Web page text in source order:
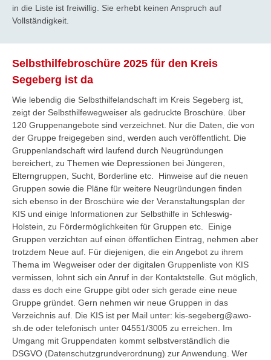
in die Liste ist freiwillig. Sie erhebt keinen Anspruch auf
Vollständigkeit.
Selbsthilfebroschüre 2025 für den Kreis
Segeberg ist da
Wie lebendig die Selbsthilfelandschaft im Kreis Segeberg ist,
zeigt der Selbsthilfewegweiser als gedruckte Broschüre. über
120 Gruppenangebote sind verzeichnet. Nur die Daten, die von
der Gruppe freigegeben sind, werden auch veröffentlicht. Die
Gruppenlandschaft wird laufend durch Neugründungen
bereichert, zu Themen wie Depressionen bei Jüngeren,
Elterngruppen, Sucht, Borderline etc. Hinweise auf die neuen
Gruppen sowie die Pläne für weitere Neugründungen finden
sich ebenso in der Broschüre wie der Veranstaltungsplan der
KIS und einige Informationen zur Selbsthilfe in Schleswig-
Holstein, zu Fördermöglichkeiten für Gruppen etc. Einige
Gruppen verzichten auf einen öffentlichen Eintrag, nehmen aber
trotzdem Neue auf. Für diejenigen, die ein Angebot zu ihrem
Thema im Wegweiser oder der digitalen Gruppenliste von KIS
vermissen, lohnt sich ein Anruf in der Kontaktstelle. Gut möglich,
dass es doch eine Gruppe gibt oder sich gerade eine neue
Gruppe gründet. Gern nehmen wir neue Gruppen in das
Verzeichnis auf. Die KIS ist per Mail unter: kis-segeberg@awo-
sh.de oder telefonisch unter 04551/3005 zu erreichen. Im
Umgang mit Gruppendaten kommt selbstverständlich die
DSGVO (Datenschutzgrundverordnung) zur Anwendung. Wer